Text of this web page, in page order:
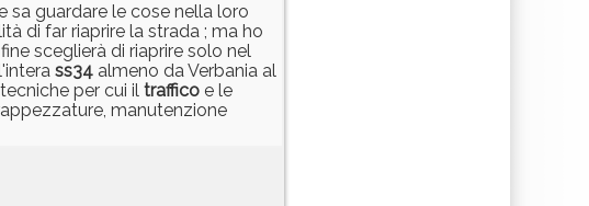
sa guardare le cose nella loro
di far riaprire la strada ; ma ho
sceglierà di riaprire solo nel
ss34 almeno da Verbania al
per cui il traffico e le
manutenzione